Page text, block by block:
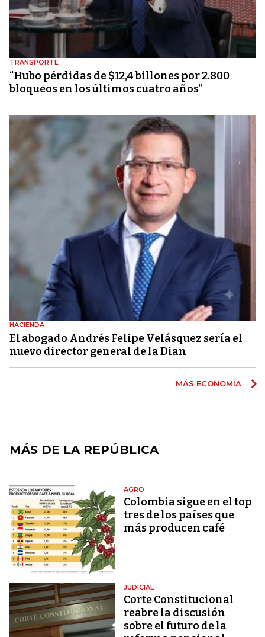
TRANSPORTE
“Hubo pérdidas de $12,4 billones por 2.800
bloqueos en los últimos cuatro años”
HACIENDA
El abogado Andrés Felipe Velásquez sería el
nuevo director general de la Dian
MÁS ECONOMÍA
MÁS DE LA REPÚBLICA
AGRO
Colombia sigue en el top
tres de los países que
más producen café
JUDICIAL
Corte Constitucional
reabre la discusión
sobre el futuro de la